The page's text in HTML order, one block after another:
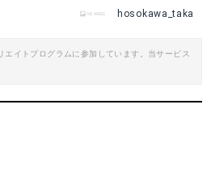
hosokawa_taka
イトプログラムに参加しています。当サービス